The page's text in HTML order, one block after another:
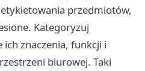
przedmiotów,
Kategoryzuj
znaczenia, funkcji i
biurowej. Taki